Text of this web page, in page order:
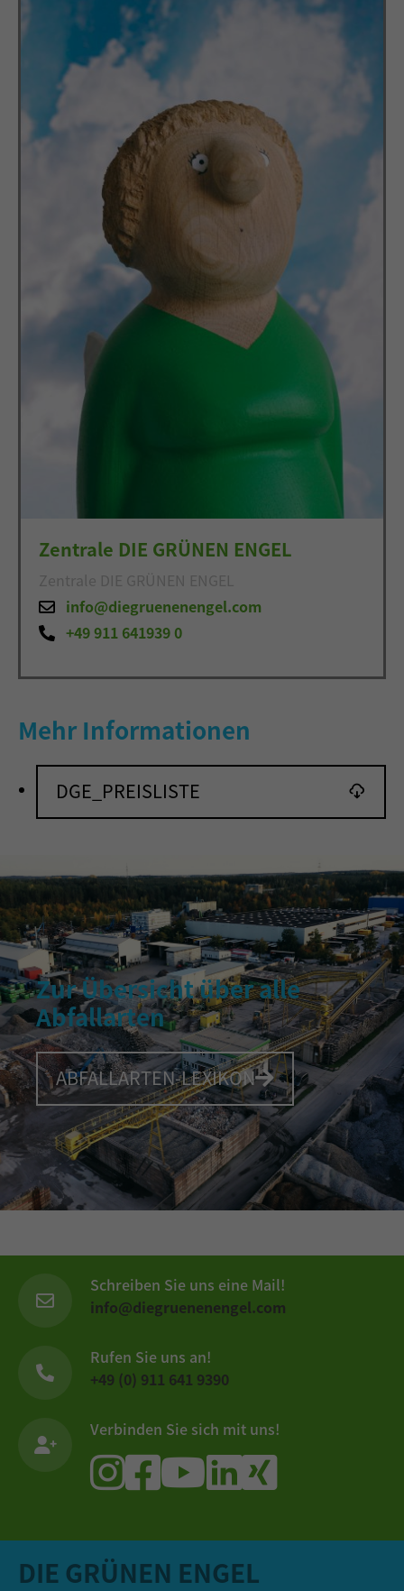
Zentrale DIE GRÜNEN ENGEL
Zentrale DIE GRÜNEN ENGEL
info@diegruenenengel.com
+49 911 641939 0
Mehr Informationen
DGE_PREISLISTE
Zur Übersicht über alle
Abfallarten
ABFALLARTEN-LEXIKON
Schreiben Sie uns eine Mail!
info@diegruenenengel.com
Rufen Sie uns an!
+49 (0) 911 641 9390
Verbinden Sie sich mit uns!
DIE GRÜNEN ENGEL
standardmäßig blockiert. Wenn Cookies von externen Medien
akzeptiert werden, bedarf der Zugriff auf diese Inhalte keiner
manuellen Einwilligung mehr.
Cookie-Informationen anzeigen
powered by Borlabs Cookie
Datenschutzerklärung